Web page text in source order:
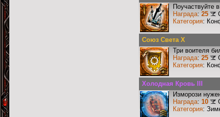
Поучаствуйте
Награда: 25
Категория:
Союз Света X
Три воителя
Награда: 25
Категория:
Холодная Кровь III
Изморози
Награда: 10
Категория: